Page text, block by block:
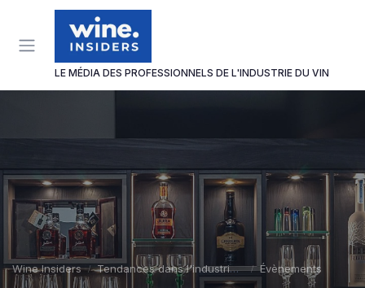
LE MÉDIA DES PROFESSIONNELS DE L'INDUSTRIE DU VIN
Wine Insiders Tendances dans l'industrie du vin Évènements
Panneau de gestion des cookies